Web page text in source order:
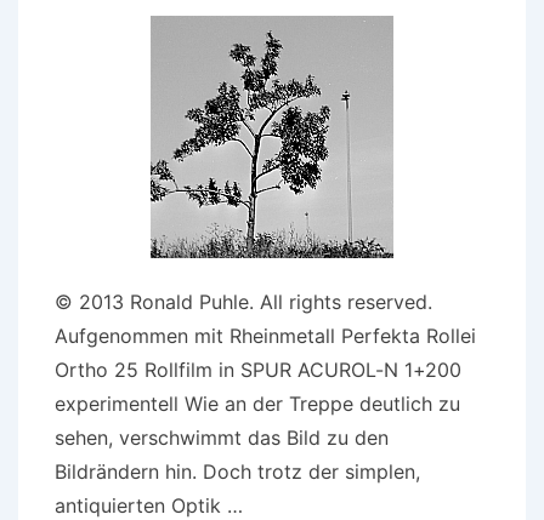
© 2013 Ronald Puhle. All rights reserved.
Aufgenommen mit Rheinmetall Perfekta Rollei
Ortho 25 Rollfilm in SPUR ACUROL-N 1+200
experimentell Wie an der Treppe deutlich zu
sehen, verschwimmt das Bild zu den
Bildrändern hin. Doch trotz der simplen,
antiquierten Optik …